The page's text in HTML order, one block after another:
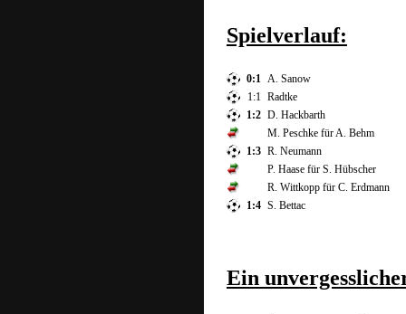
Spielverlauf:
0:1 A. Sanow
1:1 Radtke
1:2 D. Hackbarth
M. Peschke für A. Behm
1:3 R. Neumann
P. Haase für S. Hübscher
R. Wittkopp für C. Erdmann
1:4 S. Bettac
Ein